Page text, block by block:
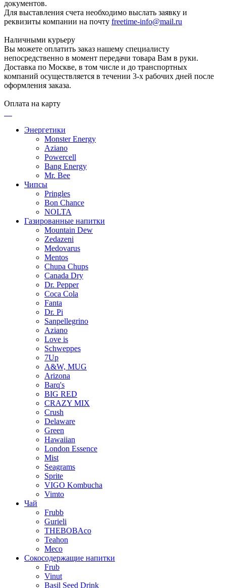
документов.
Для выставления счета необходимо выслать заявку и
реквизиты компании на почту freetime-info@mail.ru
Наличными курьеру
Вы можете оплатить заказ нашему специалисту
непосредственно в момент передачи товара Вам в руки.
Доставка по Москве, в том числе и до транспортных
компаний осуществляется в течении 3-х рабочих дней после
оформления заказа.
Оплата на карту
Энергетики
Monster Energy
Aziano
Powercell
Bang Energy
Mr. Bee
Чипсы
Pringles
Bon Chance
NOLTA
Газированные напитки
Mountain Dew
Zedazeni
Medovarus
Mentos
Chupa Chups
Canada Dry
Dr. Pepper
Coca Cola
Fanta
Dr. Pi
Sanpellegrino
Aziano
Love is
Schweppes
7Up
A&W, MUG
Arizona
Barq's
BIG RED
CRAZY MIX
Crush
Delaware
Green
Hawaiian
London Essence
Mist
Seagrams
Sprite
VIGO Kombucha
Vimto
Чай
Frubb
Gurieli
THEBOBAco
Teahon
Meco
Сокосодержащие напитки
Frub
Vinut
Basil Seed Drink